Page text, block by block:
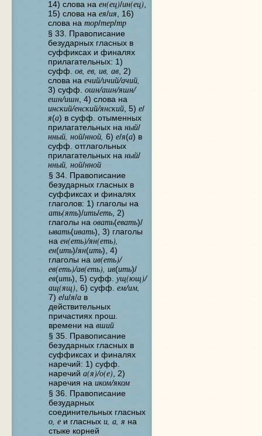
14) слова на ен(ец)/ин(ец)
15) слова на ея/ия , 16)
слова на тор/тер/тр
§ 33. Правописание
безударных гласных в
суффиксах и финалях
прилагательных: 1)
суфф. ов, ев, ив, ав, 2)
слова на ечий/ичий/ачий,
3) суфф. ошн/ашн/яшн/
ешн/ишн, 4) слова на
инский/енский/янский, 5) е/
я(а) в суфф. отыменных
прилагательных на ный/
нный, ной/нной, 6) е/я(а) в
суфф. отглагольных
прилагательных на ный/
нный, ной/нной
§ 34. Правописание
безударных гласных в
суффиксах и финалях
глаголов: 1) глаголы на
ать(ять)/ить/еть, 2)
глаголы на овать(евать)/
ывать(ивать), 3) глаголы
на ен(еть)/ян(еть),
ен(ить)/ян(ить), 4)
глаголы на ив(еть)/
ев(еть)/ав(еть), ив(ить)/
ев(ить), 5) суфф. ущ(ющ)/
ащ(ящ) , 6) суфф. ем/им,
7) е/и/я/ав
действительных
причастиях прош.
времени на вший
§ 35. Правописание
безударных гласных в
суффиксах и финалях
наречий: 1) суфф.
наречий а(я)/о(е) , 2)
наречия на иком/яком
§ 36. Правописание
безударных
соединительных гласных
о, еи гласных и, а, я на
стыке корней